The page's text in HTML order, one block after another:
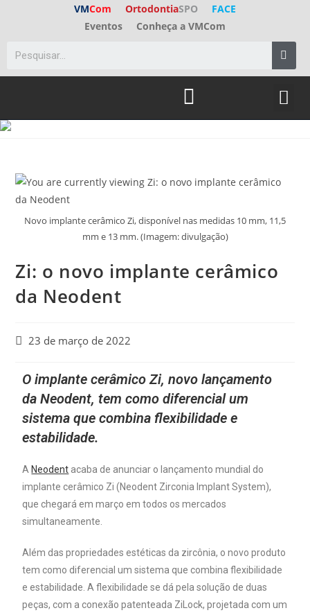
VMCom OrtodontiaSPO
FACE
Eventos
Conheça a VMCom
Novo implante cerâmico Zi, disponível nas medidas 10 mm, 11,5
mm e 13 mm. (Imagem: divulgação)
Zi: o novo implante cerâmico
da Neodent
23 de março de 2022
O implante cerâmico Zi, novo lançamento
da Neodent, tem como diferencial um
sistema que combina flexibilidade e
estabilidade.
ANeodent acaba de anunciar o lançamento mundial do
implante cerâmico Zi (Neodent Zirconia Implant System),
que chegará em março em todos os mercados
simultaneamente.
Além das propriedades estéticas da zircônia, o novo produto
tem como diferencial um sistema que combina flexibilidade
e estabilidade. A flexibilidade se dá pela solução de duas
peças, com a conexão patenteada ZiLock, projetada com um